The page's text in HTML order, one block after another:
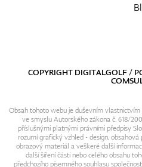
COPYRIGHT DIGITALGOLF /
Obsah tohoto webu je duševním
ve smyslu Autorského zákona č. 618/
příslušnými platnými právními předpisy
rozumí grafický vzhled - design,
obrazový materiál a veškeré další
další šíření části nebo celého obsahu
předchozího písemného souhlasu